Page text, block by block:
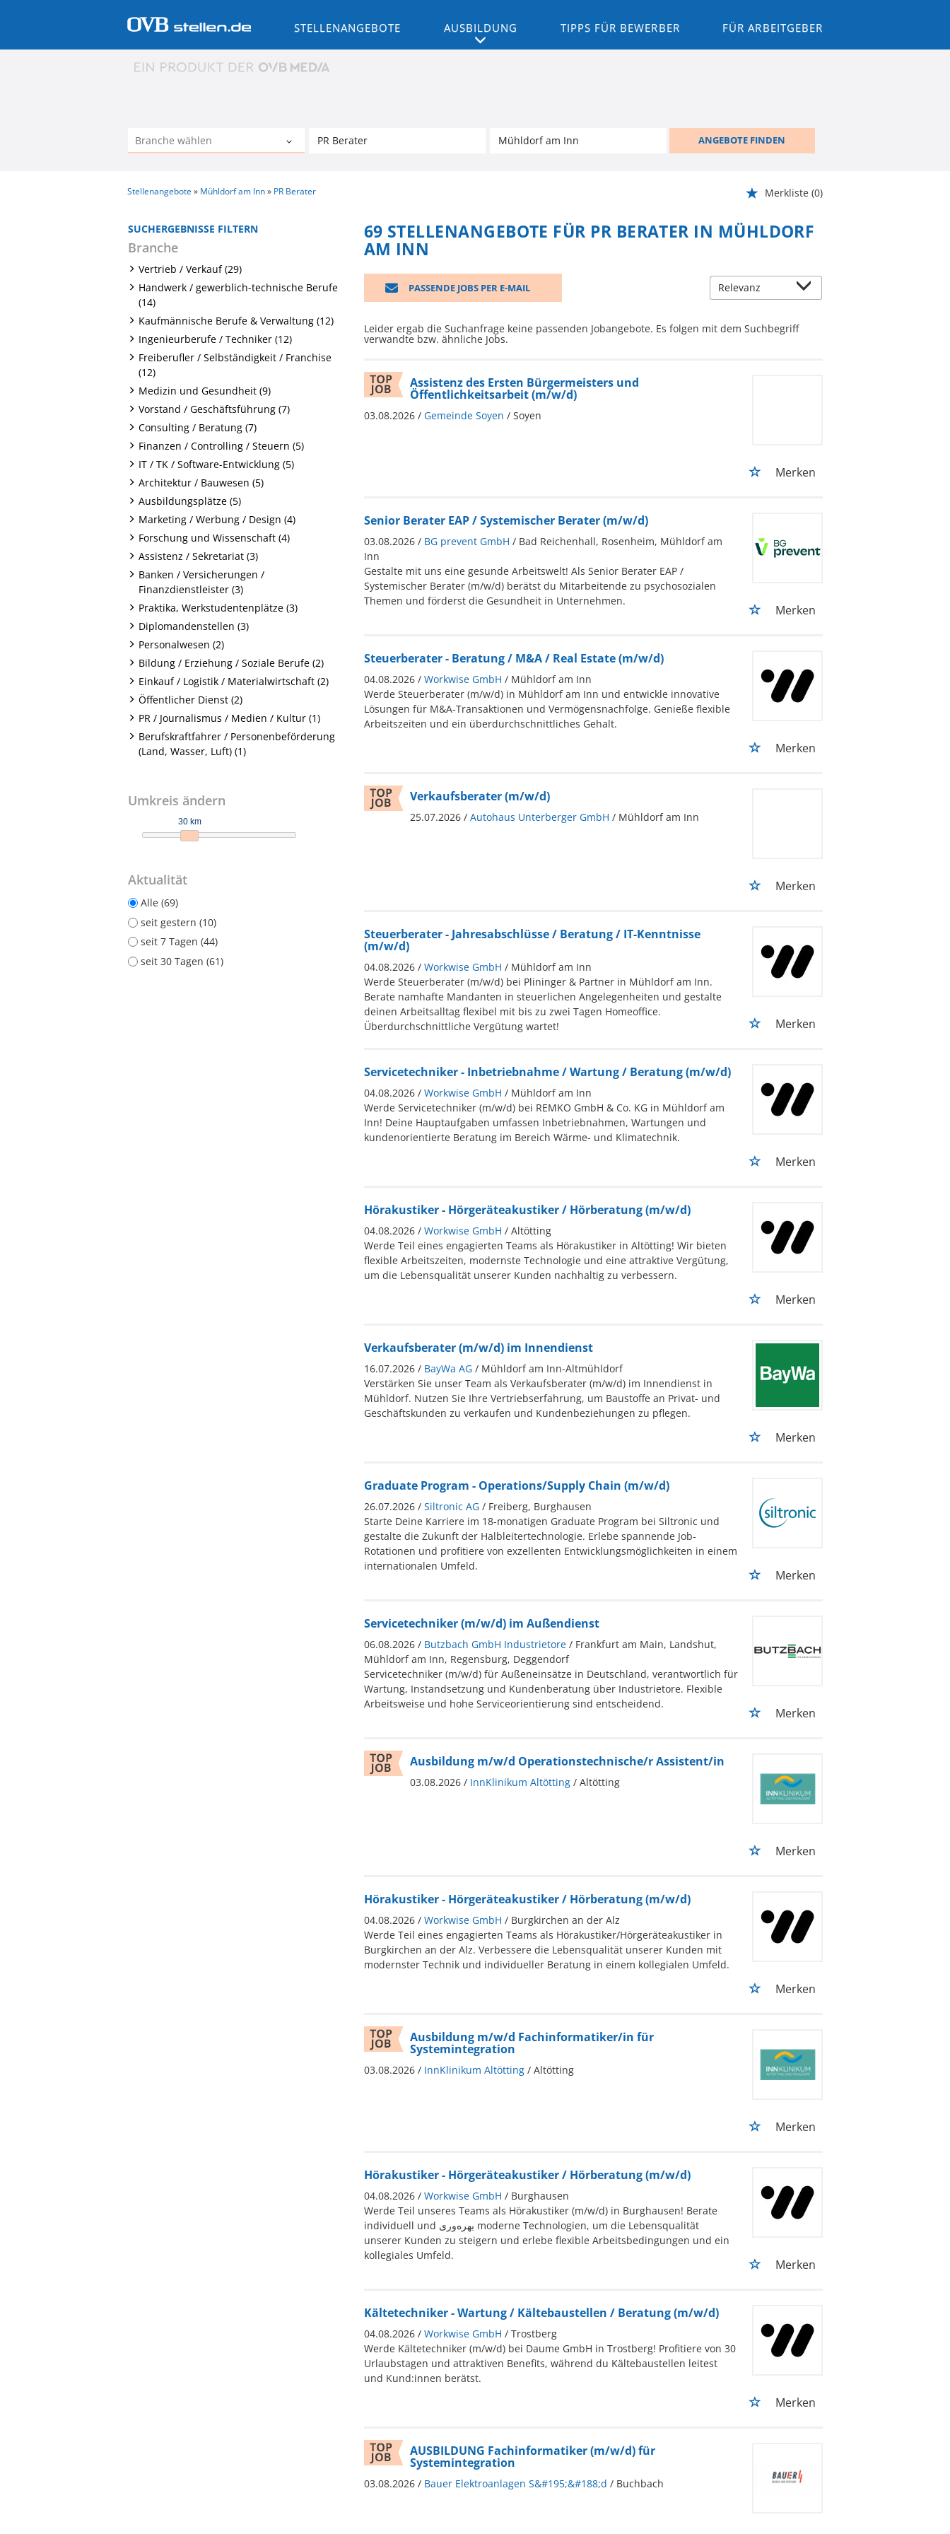
STELLENANGEBOTE AUSBILDUNG TIPPS FÜR BEWERBER FÜR ARBEITGEBER
ANGEBOTE FINDEN
Stellenangebote Mühldorf am Inn PR Berater Merkliste (0)
SUCHERGEBNISSE FILTERN
Branche
Vertrieb / Verkauf (29)
Handwerk / gewerblich-technische Berufe
(14)
Kaufmännische Berufe & Verwaltung (12)
Ingenieurberufe / Techniker (12)
Freiberufler / Selbständigkeit / Franchise
(12)
Medizin und Gesundheit (9)
Vorstand / Geschäftsführung (7)
Consulting / Beratung (7)
Finanzen / Controlling / Steuern (5)
IT / TK / Software-Entwicklung (5)
Architektur / Bauwesen (5)
Ausbildungsplätze (5)
Marketing / Werbung / Design (4)
Forschung und Wissenschaft (4)
Assistenz / Sekretariat (3)
Banken / Versicherungen /
Finanzdienstleister (3)
Praktika, Werkstudentenplätze (3)
Diplomandenstellen (3)
Personalwesen (2)
Bildung / Erziehung / Soziale Berufe (2)
Einkauf / Logistik / Materialwirtschaft (2)
Öffentlicher Dienst (2)
PR / Journalismus / Medien / Kultur (1)
Berufskraftfahrer / Personenbeförderung
(Land, Wasser, Luft) (1)
Umkreis ändern
30 km
Aktualität
Alle (69)
seit gestern (10)
seit 7 Tagen (44)
seit 30 Tagen (61)
69 STELLENANGEBOTE FÜR PR BERATER IN MÜHLDORF
AM INN
PASSENDE JOBS PER E-MAIL
Leider ergab die Suchanfrage keine passenden Jobangebote. Es folgen mit dem Suchbegriff
verwandte bzw. ähnliche Jobs.
Assistenz des Ersten Bürgermeisters und
Öffentlichkeitsarbeit (m/w/d)
03.08.2026 / Gemeinde Soyen / Soyen
Merken
Senior Berater EAP / Systemischer Berater (m/w/d)
03.08.2026 / BG prevent GmbH / Bad Reichenhall, Rosenheim, Mühldorf am
Inn
Gestalte mit uns eine gesunde Arbeitswelt! Als Senior Berater EAP /
Systemischer Berater (m/w/d) berätst du Mitarbeitende zu psychosozialen
Themen und förderst die Gesundheit in Unternehmen.
Merken
Steuerberater - Beratung / M&A / Real Estate (m/w/d)
04.08.2026 / Workwise GmbH / Mühldorf am Inn
Werde Steuerberater (m/w/d) in Mühldorf am Inn und entwickle innovative
Lösungen für M&A-Transaktionen und Vermögensnachfolge. Genieße flexible
Arbeitszeiten und ein überdurchschnittliches Gehalt.
Merken
Verkaufsberater (m/w/d)
25.07.2026 / Autohaus Unterberger GmbH / Mühldorf am Inn
Merken
Steuerberater - Jahresabschlüsse / Beratung / IT-Kenntnisse
(m/w/d)
04.08.2026 / Workwise GmbH / Mühldorf am Inn
Werde Steuerberater (m/w/d) bei Plininger & Partner in Mühldorf am Inn.
Berate namhafte Mandanten in steuerlichen Angelegenheiten und gestalte
deinen Arbeitsalltag flexibel mit bis zu zwei Tagen Homeoffice.
Überdurchschnittliche Vergütung wartet!
Merken
Servicetechniker - Inbetriebnahme / Wartung / Beratung (m/w/d)
04.08.2026 / Workwise GmbH / Mühldorf am Inn
Werde Servicetechniker (m/w/d) bei REMKO GmbH & Co. KG in Mühldorf am
Inn! Deine Hauptaufgaben umfassen Inbetriebnahmen, Wartungen und
kundenorientierte Beratung im Bereich Wärme- und Klimatechnik.
Merken
Hörakustiker - Hörgeräteakustiker / Hörberatung (m/w/d)
04.08.2026 / Workwise GmbH / Altötting
Werde Teil eines engagierten Teams als Hörakustiker in Altötting! Wir bieten
flexible Arbeitszeiten, modernste Technologie und eine attraktive Vergütung,
um die Lebensqualität unserer Kunden nachhaltig zu verbessern.
Merken
Verkaufsberater (m/w/d) im Innendienst
16.07.2026 / BayWa AG / Mühldorf am Inn-Altmühldorf
Verstärken Sie unser Team als Verkaufsberater (m/w/d) im Innendienst in
Mühldorf. Nutzen Sie Ihre Vertriebserfahrung, um Baustoffe an Privat- und
Geschäftskunden zu verkaufen und Kundenbeziehungen zu pflegen.
Merken
Graduate Program - Operations/Supply Chain (m/w/d)
26.07.2026 / Siltronic AG / Freiberg, Burghausen
Starte Deine Karriere im 18-monatigen Graduate Program bei Siltronic und
gestalte die Zukunft der Halbleitertechnologie. Erlebe spannende Job-
Rotationen und profitiere von exzellenten Entwicklungsmöglichkeiten in einem
internationalen Umfeld.
Merken
Servicetechniker (m/w/d) im Außendienst
06.08.2026 / Butzbach GmbH Industrietore / Frankfurt am Main, Landshut,
Mühldorf am Inn, Regensburg, Deggendorf
Servicetechniker (m/w/d) für Außeneinsätze in Deutschland, verantwortlich für
Wartung, Instandsetzung und Kundenberatung über Industrietore. Flexible
Arbeitsweise und hohe Serviceorientierung sind entscheidend.
Merken
Ausbildung m/w/d Operationstechnische/r Assistent/in
03.08.2026 / InnKlinikum Altötting / Altötting
Merken
Hörakustiker - Hörgeräteakustiker / Hörberatung (m/w/d)
04.08.2026 / Workwise GmbH / Burgkirchen an der Alz
Werde Teil eines engagierten Teams als Hörakustiker/Hörgeräteakustiker in
Burgkirchen an der Alz. Verbessere die Lebensqualität unserer Kunden mit
modernster Technik und individueller Beratung in einem kollegialen Umfeld.
Merken
Ausbildung m/w/d Fachinformatiker/in für
Systemintegration
03.08.2026 / InnKlinikum Altötting / Altötting
Merken
Hörakustiker - Hörgeräteakustiker / Hörberatung (m/w/d)
04.08.2026 / Workwise GmbH / Burghausen
Werde Teil unseres Teams als Hörakustiker (m/w/d) in Burghausen! Berate
individuell und بهره‌وری moderne Technologien, um die Lebensqualität
unserer Kunden zu steigern und erlebe flexible Arbeitsbedingungen und ein
kollegiales Umfeld.
Merken
Kältetechniker - Wartung / Kältebaustellen / Beratung (m/w/d)
04.08.2026 / Workwise GmbH / Trostberg
Werde Kältetechniker (m/w/d) bei Daume GmbH in Trostberg! Profitiere von 30
Urlaubstagen und attraktiven Benefits, während du Kältebaustellen leitest
und Kund:innen berätst.
Merken
AUSBILDUNG Fachinformatiker (m/w/d) für
Systemintegration
03.08.2026 / Bauer Elektroanlagen S&#195;&#188;d / Buchbach